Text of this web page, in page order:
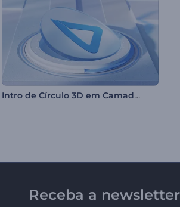
Intro de Círculo 3D em Camadas
Receba a